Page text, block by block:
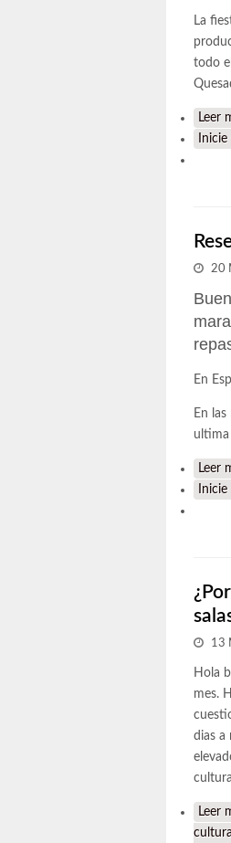
La
todo
Leer
20
En
En
ultima
Leer
13
Hola
mes.
dias a
Leer